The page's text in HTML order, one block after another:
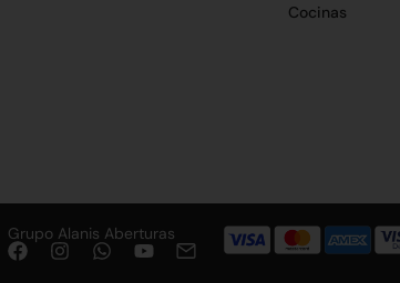
Cocinas
Grupo Alanis Aberturas